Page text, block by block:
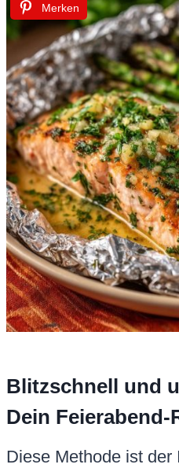
Merken
Blitzschnell und
Dein Feierabend-
Diese Methode ist der